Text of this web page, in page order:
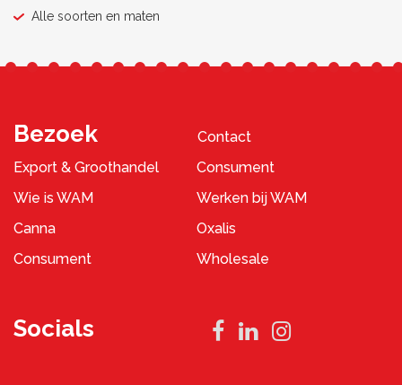
Alle soorten en maten
Bezoek
Contact
Export & Groothandel
Consument
Wie is WAM
Werken bij WAM
Canna
Oxalis
Consument
Wholesale
Socials